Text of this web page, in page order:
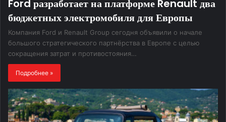
Ford разработает на платформе Renault два
бюджетных электромобиля для Европы
Компания Ford и Renault Group сегодня объявили о начале
большого стратегического партнёрства в Европе с целью
сокращения затрат и противостояния…
Подробнее »